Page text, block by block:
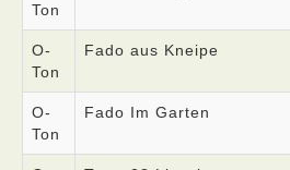
Ton
O-
Ton
Fado aus Kneipe
O-
Ton
Fado Im Garten